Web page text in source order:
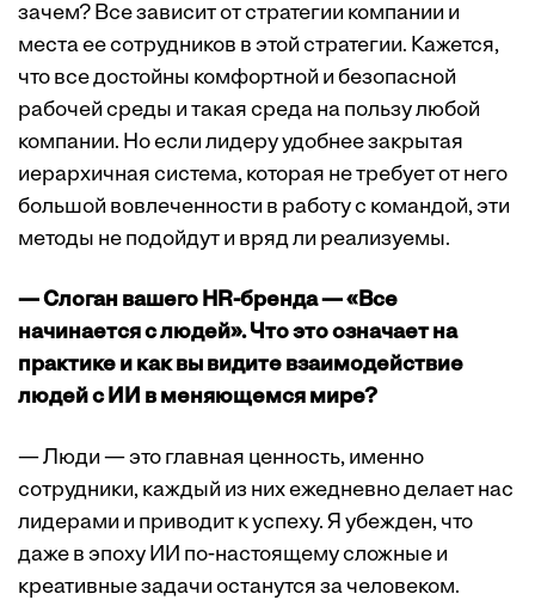
зачем? Все зависит от стратегии компании и
места ее сотрудников в этой стратегии. Кажется,
что все достойны комфортной и безопасной
рабочей среды и такая среда на пользу любой
компании. Но если лидеру удобнее закрытая
иерархичная система, которая не требует от него
большой вовлеченности в работу с командой, эти
методы не подойдут и вряд ли реализуемы.
— Слоган вашего HR-бренда — «Все
начинается с людей». Что это означает на
практике и как вы видите взаимодействие
людей с ИИ в меняющемся мире?
— Люди — это главная ценность, именно
сотрудники, каждый из них ежедневно делает нас
лидерами и приводит к успеху. Я убежден, что
даже в эпоху ИИ по-настоящему сложные и
креативные задачи останутся за человеком.